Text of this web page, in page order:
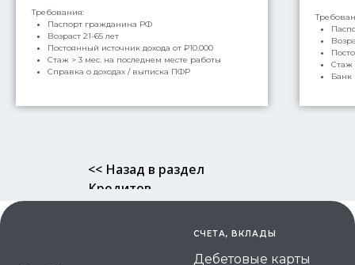
Требования:
Паспорт гражданина РФ
Возраст 21-65 лет
Постоянный источник дохода от ₽10.000
Стаж > 3 мес. на последнем месте работы
Справка о доходах / выписка ПФР
Стаж
Банк
<< Назад в раздел
Кредитов
СЧЕТА, ВКЛАДЫ
Дебетовые карты